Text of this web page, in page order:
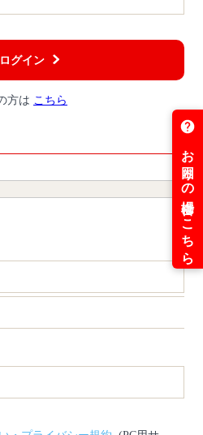
ログイン
方は こちら